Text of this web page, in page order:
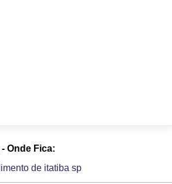
Onde Fica:
de itatiba sp